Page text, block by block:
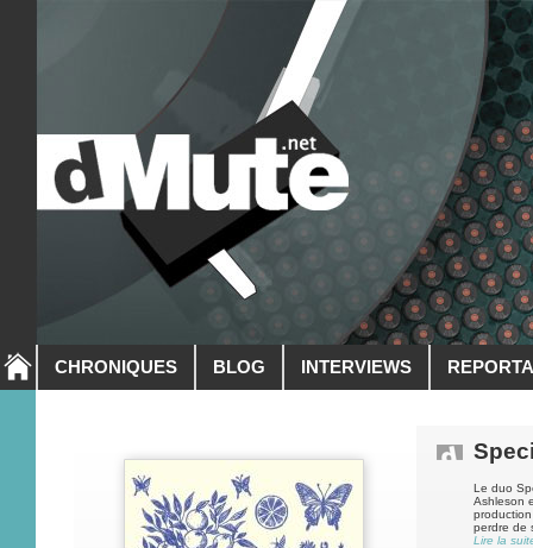
CHRONIQUES BLOG INTERVIEWS
Le duo
Ashleson
perdre de
Lire la